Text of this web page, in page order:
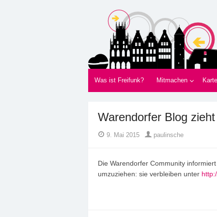
Freifunk
Was ist Freifunk? Mitmachen Karte
Warendorfer Blog
Posted
on
9. Mai 2015
paulinsche
Die Warendorfer Community
umzuziehen: sie verbleiben unter